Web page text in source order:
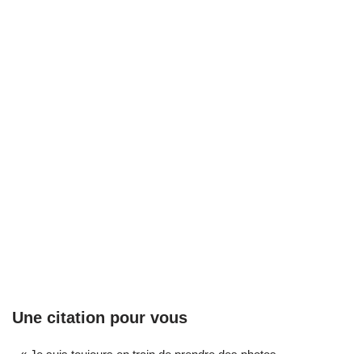
Une citation pour vous